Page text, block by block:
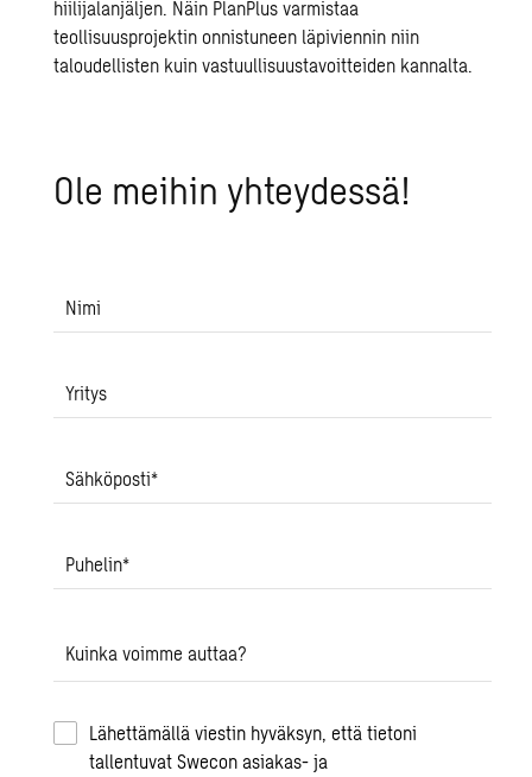
hiilijalanjäljen. Näin PlanPlus varmistaa
teollisuusprojektin onnistuneen läpiviennin niin
taloudellisten kuin vastuullisuustavoitteiden kannalta.
Ole mei­hin yh­tey­des­sä!
Nimi
Yritys
Sähköposti*
Puhelin*
Kuinka voimme auttaa?
Lähettämällä viestin hyväksyn, että tietoni
tallentuvat Swecon asiakas- ja